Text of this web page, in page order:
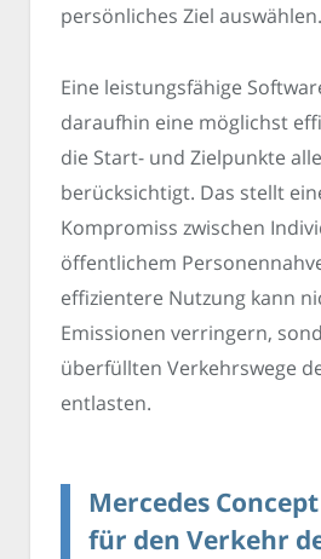
persönliches Ziel auswählen.
Eine leistungsfähige
daraufhin eine möglichst
die Start- und Zielpunkte
berücksichtigt. Das stellt
Kompromiss zwischen
öffentlichem
effizientere Nutzung kann
Emissionen verringern,
überfüllten Verkehrswege
entlasten.
Mercedes
für den Verkehr